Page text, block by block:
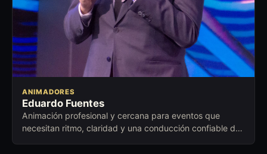
ANIMADORES
Eduardo Fuentes
Animación profesional y cercana para eventos que
necesitan ritmo, claridad y una conducción confiable de